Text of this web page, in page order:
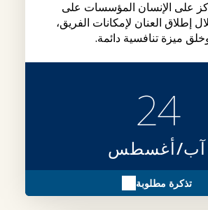
على الإنسان المؤسسات على
إطلاق العنان لإمكانات الفريق،
وخلق ميزة تنافسية دائمة.
24
آب/أغسطس
تذكرة مطلوبة